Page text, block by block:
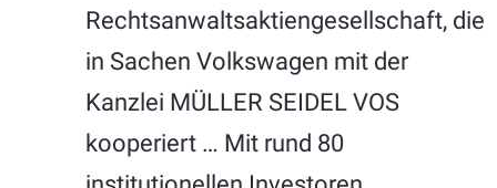
Rechtsanwaltsaktiengesellschaft, die
in Sachen Volkswagen mit der
Kanzlei MÜLLER SEIDEL VOS
kooperiert … Mit rund 80